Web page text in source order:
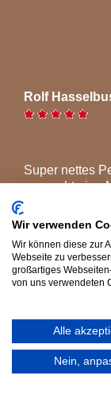
Rolf
Super nettes
so macht eine
Hasselbusch
Jenny-
Wir verwenden
Wir können diese zur
Webseite zu
großartiges
von uns verwendeten
Alle
Nein,